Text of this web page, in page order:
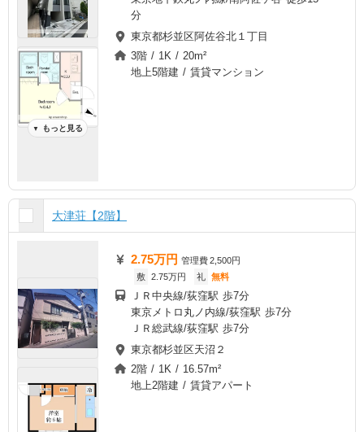
▼ もっと見る
分
東京都杉並区阿佐谷北１丁目
3階 / 1K / 20m²
地上5階建 / 賃貸マンション
大津荘【2階】
2.75万円 管理費2,500円
敷 2.75万円 礼 無料
ＪＲ中央線/荻窪駅 歩7分
東京メトロ丸ノ内線/荻窪駅 歩7分
ＪＲ総武線/荻窪駅 歩7分
東京都杉並区天沼２
2階 / 1K / 16.57m²
地上2階建 / 賃貸アパート